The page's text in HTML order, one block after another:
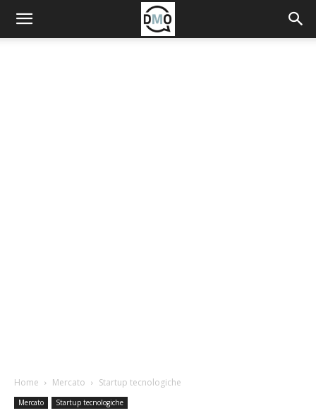
Home Mercato Startup tecnologiche
Mercato Startup tecnologiche